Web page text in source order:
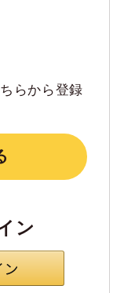
らから登録
ン